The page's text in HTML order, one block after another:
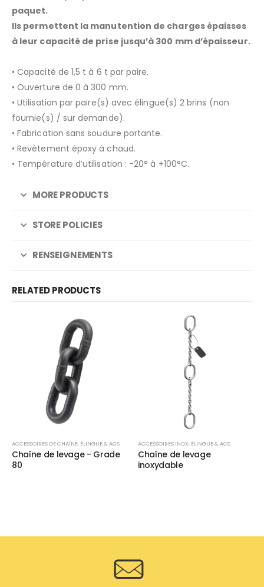
AJOUTER À LA LISTE D’ENVIES
paquet.
Ils permettent la manutention de charges épaisses
à leur capacité de prise jusqu’à 300 mm d’épaisseur.
• Capacité de 1,5 t à 6 t par paire.
• Ouverture de 0 à 300 mm.
• Utilisation par paire(s) avec élingue(s) 2 brins (non
fournie(s) / sur demande).
• Fabrication sans soudure portante.
• Revêtement époxy à chaud.
• Température d’utilisation : -20° à +100°C.
MORE PRODUCTS
STORE POLICIES
RENSEIGNEMENTS
RELATED PRODUCTS
ACCESSOIRES DE CHAÎNE, ÉLINGUE & ACS
Chaîne de levage - Grade
80
ACCESSOIRES INOX, ÉLINGUE & ACS
Chaîne de levage
inoxydable